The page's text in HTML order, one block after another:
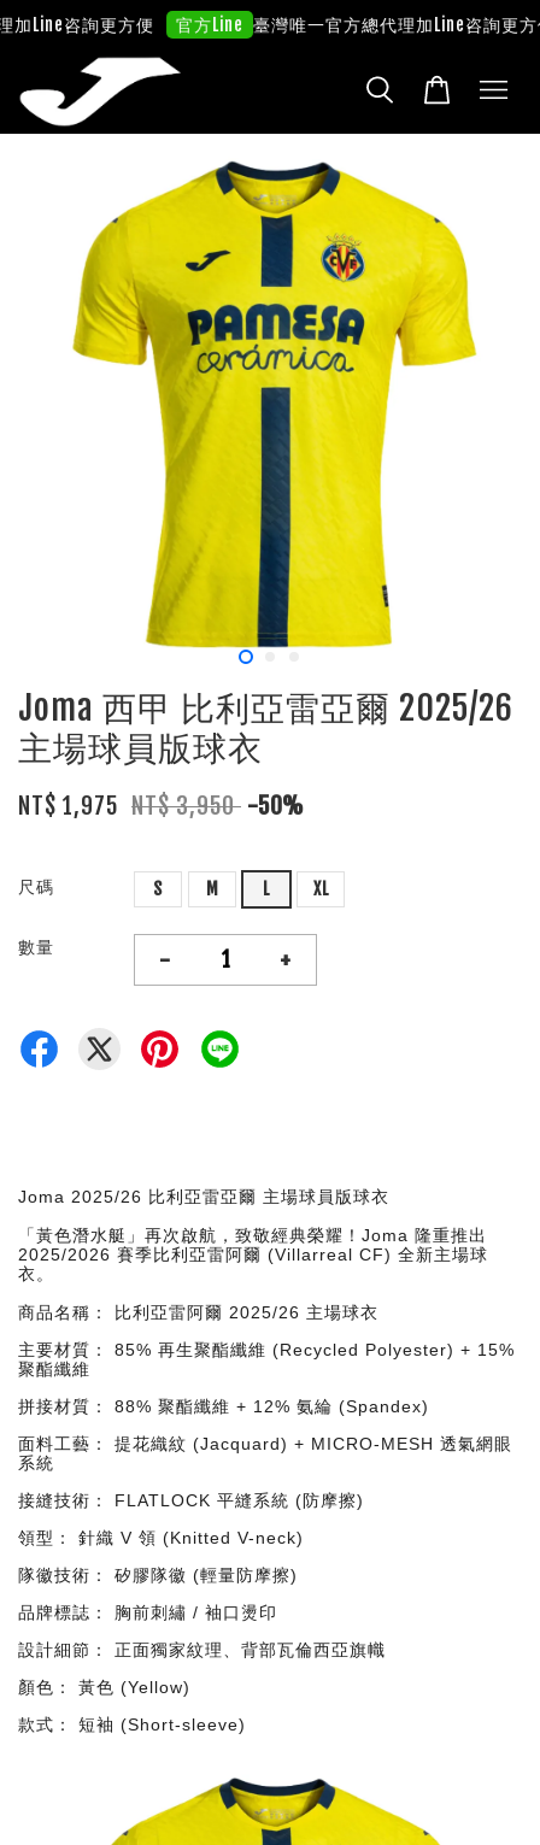
加Line咨詢更方便 官方Line 臺灣唯一官方總代理加Line咨詢更方便
Joma 西甲 比利亞雷亞爾 2025/26
主場球員版球衣
NT$ 1,975 NT$ 3,950 -50%
尺碼 S M L XL
數量 - +
Joma 2025/26 比利亞雷亞爾 主場球員版球衣
「黃色潛水艇」再次啟航，致敬經典榮耀！Joma 隆重推出
2025/2026 賽季比利亞雷阿爾 (Villarreal CF) 全新主場球
衣。
商品名稱： 比利亞雷阿爾 2025/26 主場球衣
主要材質： 85% 再生聚酯纖維 (Recycled Polyester) + 15%
聚酯纖維
拼接材質： 88% 聚酯纖維 + 12% 氨綸 (Spandex)
面料工藝： 提花織紋 (Jacquard) + MICRO-MESH 透氣網眼
系統
接縫技術： FLATLOCK 平縫系統 (防摩擦)
領型： 針織 V 領 (Knitted V-neck)
隊徽技術： 矽膠隊徽 (輕量防摩擦)
品牌標誌： 胸前刺繡 / 袖口燙印
設計細節： 正面獨家紋理、背部瓦倫西亞旗幟
顏色： 黃色 (Yellow)
款式： 短袖 (Short-sleeve)